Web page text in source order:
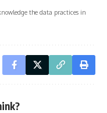
the data practices in